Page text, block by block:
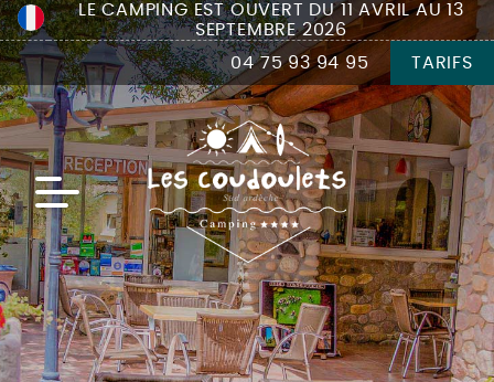
LE CAMPING EST OUVERT DU 11 AVRIL AU 13
SEPTEMBRE 2026
04 75 93 94 95
TARIFS